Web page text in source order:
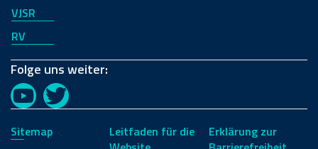
VJSR
RV
Folge uns weiter:
YouTubeTwitter
Sitemap
Leitfaden für die
Erklärung zur